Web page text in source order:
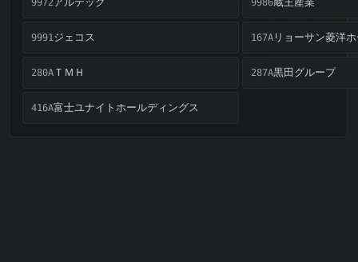
9972 9986
9991ジェコス 167A リョーサン菱洋
280A ＴＭＨ 287A黒田グループ
416A富士ユナイトホールディングス